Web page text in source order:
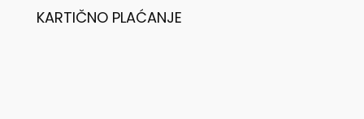
KARTIČNO PLAĆANJE